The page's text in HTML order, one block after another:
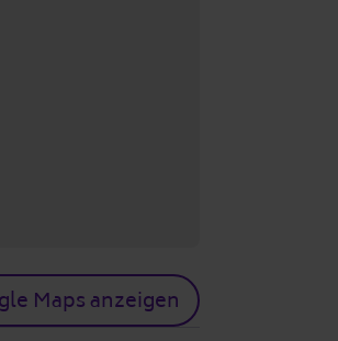
Maps anzeigen